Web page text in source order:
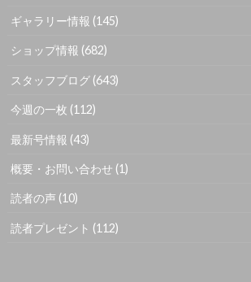
ギャラリー情報 (145)
ショップ情報 (682)
スタッフブログ (643)
今週の一枚 (112)
最新号情報 (43)
概要・お問い合わせ (1)
読者の声 (10)
読者プレゼント (112)